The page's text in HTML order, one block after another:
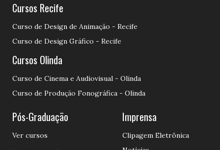
Cursos Recife
Curso de Design de Animação - Recife
Curso de Design Gráfico - Recife
Cursos Olinda
Curso de Cinema e Audiovisual - Olinda
Curso de Produção Fonográfica - Olinda
Pós-Graduação
Ver cursos
Imprensa
Clipagem Eletrônica